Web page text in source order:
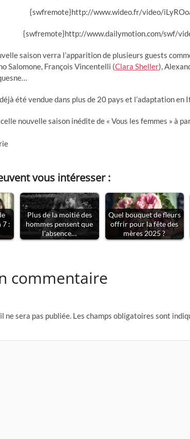
{swfremote}http://www.wideo.fr/video/
{swfremote}http://www.dailymotion.com/swf/
saison verra l’apparition de plusieurs guests
Salomone, François Vincentelli (Clara Sheller),
été vendue dans plus de 20 pays et l’adaptation en
nouvelle saison inédite de « Vous les femmes » à
vous intéresser :
7 :
Plus de la moitié des
hommes pensent que
l'absence…
Quel bouquet de fleurs
offrir pour la fête des
mères 2025 ?
commentaire
ne sera pas publiée. Les champs obligatoires sont